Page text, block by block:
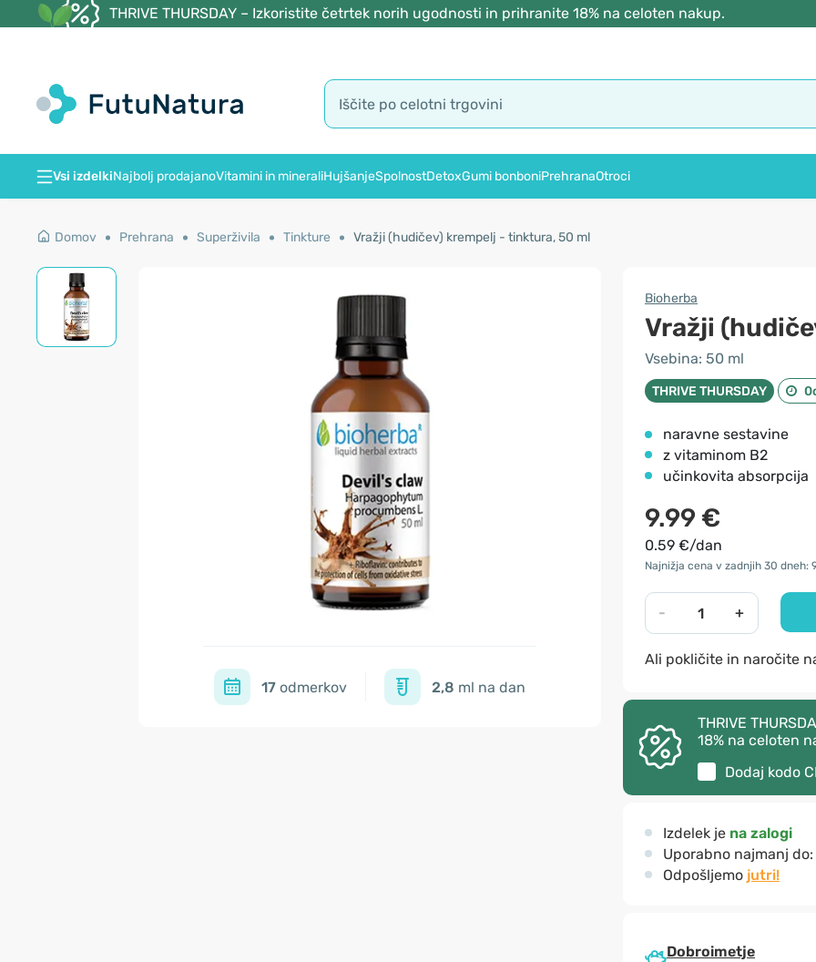
THRIVE THURSDAY – Izkoristite četrtek norih ugodnosti in prihranite 18% na celoten nakup.
Vsi izdelkiNajbolj prodajanoVitamini in mineraliHujšanjeSpolnostDetoxGumi bonboniPrehranaOtroci
Domov Prehrana Superživila Tinkture Vražji (hudičev) krempelj - tinktura, 50 ml
17 odmerkov 2,8 ml na dan
Bioherba
Vražji
Vsebina: 50 ml
THRIVE THURSDAY
naravne sestavine
z vitaminom B2
učinkovita absorpcija
9.99 €
0.59 €/dan
Najnižja cena v zadnjih 30 dneh:
- +
Ali pokličite in naročite
THRIVE
18% na celoten
Dodaj kodo
Izdelek je na zalogi
Uporabno najmanj do:
Odpošljemo jutri!
Dobroimetje